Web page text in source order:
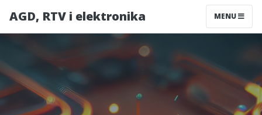
AGD, RTV i elektronika MENU